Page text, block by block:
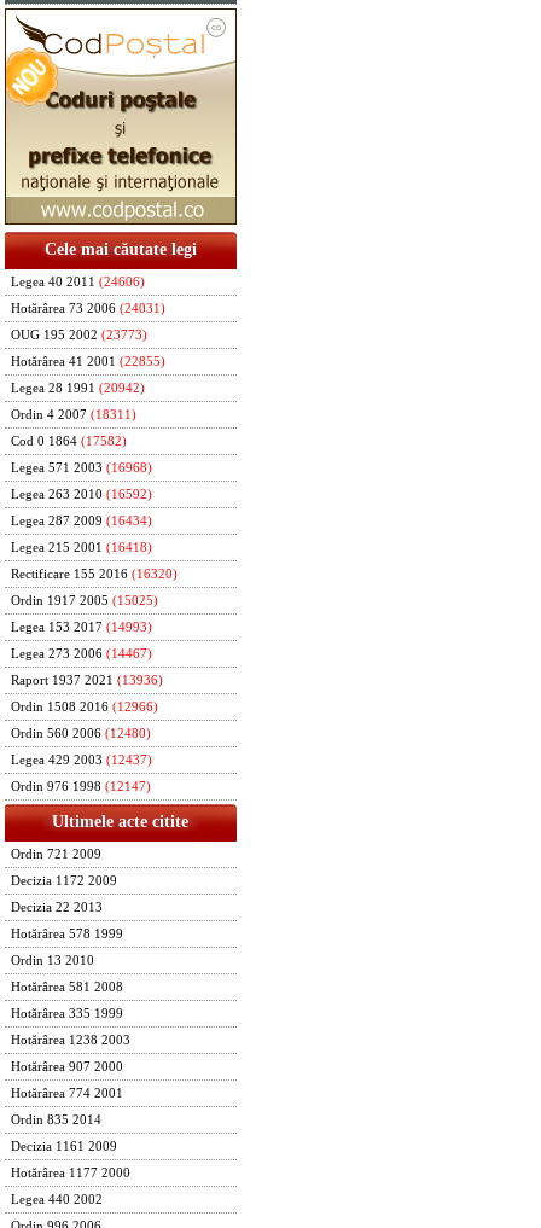
Cele mai căutate legi
Legea 40 2011 (24606)
Hotărârea 73 2006 (24031)
OUG 195 2002 (23773)
Hotărârea 41 2001 (22855)
Legea 28 1991 (20942)
Ordin 4 2007 (18311)
Cod 0 1864 (17582)
Legea 571 2003 (16968)
Legea 263 2010 (16592)
Legea 287 2009 (16434)
Legea 215 2001 (16418)
Rectificare 155 2016 (16320)
Ordin 1917 2005 (15025)
Legea 153 2017 (14993)
Legea 273 2006 (14467)
Raport 1937 2021 (13936)
Ordin 1508 2016 (12966)
Ordin 560 2006 (12480)
Legea 429 2003 (12437)
Ordin 976 1998 (12147)
Ultimele acte citite
Ordin 721 2009
Decizia 1172 2009
Decizia 22 2013
Hotărârea 578 1999
Ordin 13 2010
Hotărârea 581 2008
Hotărârea 335 1999
Hotărârea 1238 2003
Hotărârea 907 2000
Hotărârea 774 2001
Ordin 835 2014
Decizia 1161 2009
Hotărârea 1177 2000
Legea 440 2002